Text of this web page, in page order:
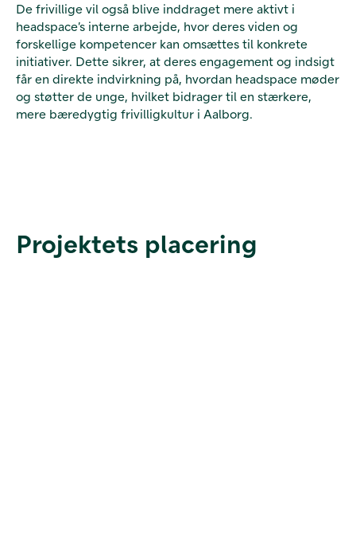
De frivillige vil også blive inddraget mere aktivt i
headspace’s interne arbejde, hvor deres viden og
forskellige kompetencer kan omsættes til konkrete
initiativer. Dette sikrer, at deres engagement og indsigt
får en direkte indvirkning på, hvordan headspace møder
og støtter de unge, hvilket bidrager til en stærkere,
mere bæredygtig frivilligkultur i Aalborg.
Projektets placering